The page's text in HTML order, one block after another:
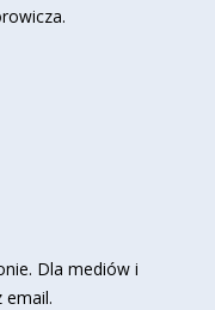
. Dla mediów i